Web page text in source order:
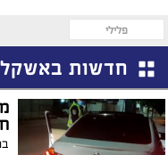
פלילי
חדשות